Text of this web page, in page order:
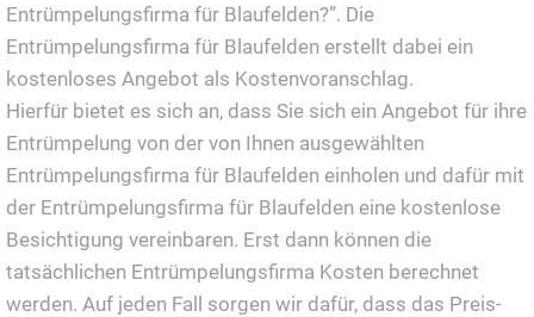
Entrümpelungsfirma für Blaufelden?”. Die
Entrümpelungsfirma für Blaufelden erstellt dabei ein
kostenloses Angebot als Kostenvoranschlag.
Hierfür bietet es sich an, dass Sie sich ein Angebot für ihre
Entrümpelung von der von Ihnen ausgewählten
Entrümpelungsfirma für Blaufelden einholen und dafür mit
der Entrümpelungsfirma für Blaufelden eine kostenlose
Besichtigung vereinbaren. Erst dann können die
tatsächlichen Entrümpelungsfirma Kosten berechnet
werden. Auf jeden Fall sorgen wir dafür, dass das Preis-